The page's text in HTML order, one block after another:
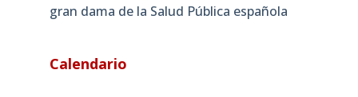
gran dama de la Salud Pública española
Calendario